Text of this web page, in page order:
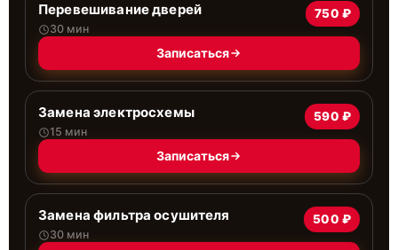
Перевешивание дверей
30 мин
750 ₽
Записаться
Замена электросхемы
15 мин
590 ₽
Записаться
Замена фильтра осушителя
30 мин
500 ₽